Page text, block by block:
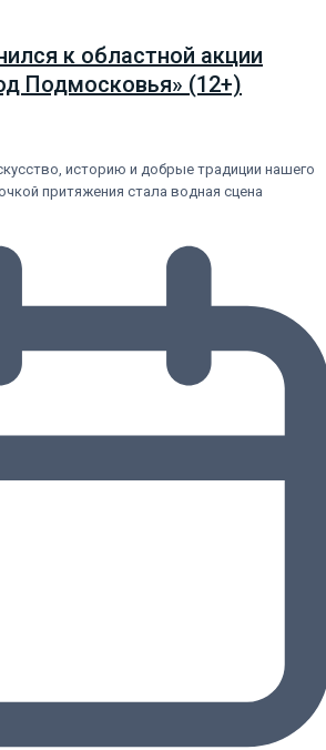
к областной акции
Подмосковья» (12+)
историю и добрые традиции нашего
притяжения стала водная сцена